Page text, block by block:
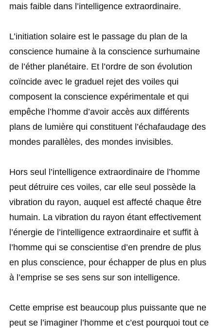
mais faible dans l’intelligence extraordinaire.
L’initiation solaire est le passage du plan de la
conscience humaine à la conscience surhumaine
de l’éther planétaire. Et l’ordre de son évolution
coïncide avec le graduel rejet des voiles qui
composent la conscience expérimentale et qui
empêche l’homme d’avoir accès aux différents
plans de lumière qui constituent l’échafaudage des
mondes parallèles, des mondes invisibles.
Hors seul l’intelligence extraordinaire de l’homme
peut détruire ces voiles, car elle seul possède la
vibration du rayon, auquel est affecté chaque être
humain. La vibration du rayon étant effectivement
l’énergie de l’intelligence extraordinaire et suffit à
l’homme qui se conscientise d’en prendre de plus
en plus conscience, pour échapper de plus en plus
à l’emprise se ses sens sur son intelligence.
Cette emprise est beaucoup plus puissante que ne
peut se l’imaginer l’homme et c’est pourquoi tout ce